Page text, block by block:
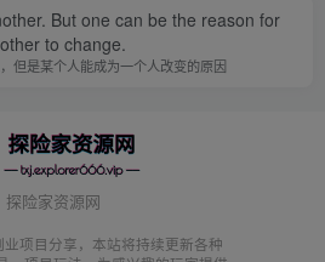
But one can be the reason for
to change.
但是某个人能成为一个人改变的原因
探险家资源网
项目分享，本站将持续更新各种